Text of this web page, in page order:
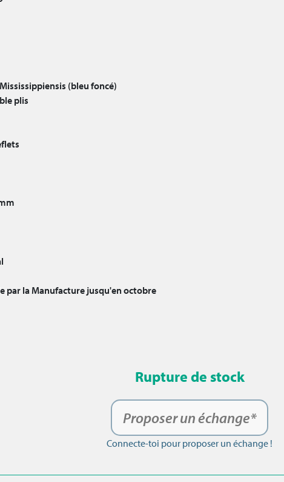
(bleu foncé)
plis
par la Manufacture jusqu'en octobre
Rupture de stock
Proposer un échange*
Connecte-toi pour proposer un échange !